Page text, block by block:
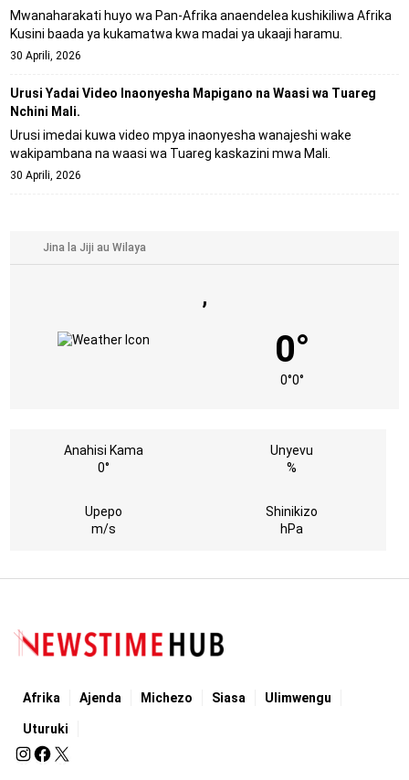
Mwanaharakati huyo wa Pan-Afrika anaendelea kushikiliwa Afrika
Kusini baada ya kukamatwa kwa madai ya ukaaji haramu.
30 Aprili, 2026
Urusi Yadai Video Inaonyesha Mapigano na Waasi wa Tuareg
Nchini Mali.
Urusi imedai kuwa video mpya inaonyesha wanajeshi wake
wakipambana na waasi wa Tuareg kaskazini mwa Mali.
30 Aprili, 2026
,
0°
0°0°
Anahisi Kama
0°
Unyevu
%
Upepo
m/s
Shinikizo
hPa
Afrika Ajenda Michezo Siasa Ulimwengu
Uturuki